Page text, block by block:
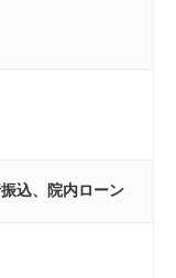
込、院内ローン